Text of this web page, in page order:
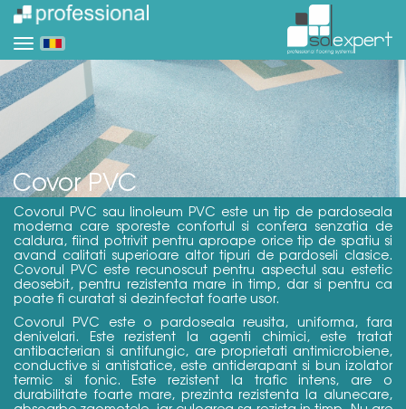
Covor PVC
Covorul PVC sau linoleum PVC este un tip de pardoseala
moderna care sporeste confortul si confera senzatia de
caldura, fiind potrivit pentru aproape orice tip de spatiu si
avand calitati superioare altor tipuri de pardoseli clasice.
Covorul PVC este recunoscut pentru aspectul sau estetic
deosebit, pentru rezistenta mare in timp, dar si pentru ca
poate fi curatat si dezinfectat foarte usor.
Covorul PVC este o pardoseala reusita, uniforma, fara
denivelari. Este rezistent la agenti chimici, este tratat
antibacterian si antifungic, are proprietati antimicrobiene,
conductive si antistatice, este antiderapant si bun izolator
termic si fonic. Este rezistent la trafic intens, are o
durabilitate foarte mare, prezinta rezistenta la alunecare,